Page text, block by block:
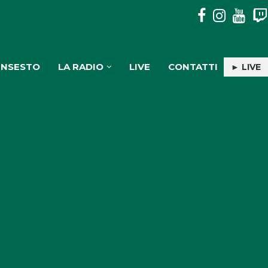
MOSORROFA: 3 SOGGETTI DENUNCIATI PER TRASPORTO
LA RADIO LIVE CONTATTI ► LIVE